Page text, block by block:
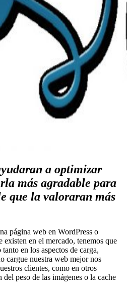
a optimizar
más agradable para
que la valoraran más
página web en WordPress o
en el mercado, tenemos que
en los aspectos de carga,
cargue nuestra web mejor nos
clientes, como en otros
peso de las imágenes o la cache